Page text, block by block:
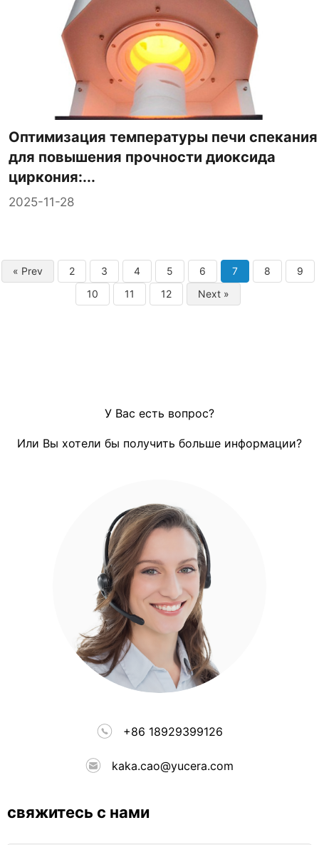
Оптимизация температуры печи спекания
для повышения прочности диоксида
циркония:...
2025-11-28
« Prev 2 3 4 5 6 7 8
9
10
11 12 Next »
У Вас есть вопрос?
Или Вы хотели бы получить больше информации?
+86 18929399126
kaka.cao@yucera.com
свяжитесь с нами